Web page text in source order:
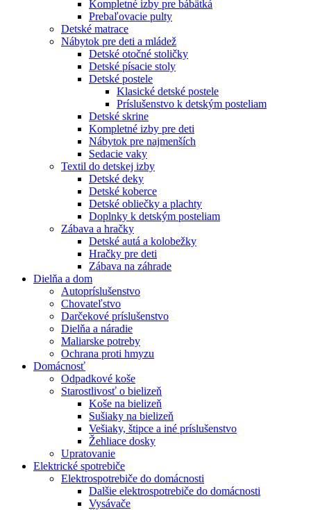
Kompletné izby pre bábätká
Prebaľovacie pulty
Detské matrace
Nábytok pre deti a mládež
Detské otočné stoličky
Detské písacie stoly
Detské postele
Klasické detské postele
Príslušenstvo k detským posteliam
Detské skrine
Kompletné izby pre deti
Nábytok pre najmenších
Sedacie vaky
Textil do detskej izby
Detské deky
Detské koberce
Detské obliečky a plachty
Doplnky k detským posteliam
Zábava a hračky
Detské autá a kolobežky
Hračky pre deti
Zábava na záhrade
Dielňa a dom
Autopríslušenstvo
Chovateľstvo
Darčekové príslušenstvo
Dielňa a náradie
Maliarske potreby
Ochrana proti hmyzu
Domácnosť
Odpadkové koše
Starostlivosť o bielizeň
Koše na bielizeň
Sušiaky na bielizeň
Vešiaky, štipce a iné príslušenstvo
Žehliace dosky
Upratovanie
Elektrické spotrebiče
Elektrospotrebiče do domácnosti
Dalšie elektrospotrebiče do domácnosti
Vysávače